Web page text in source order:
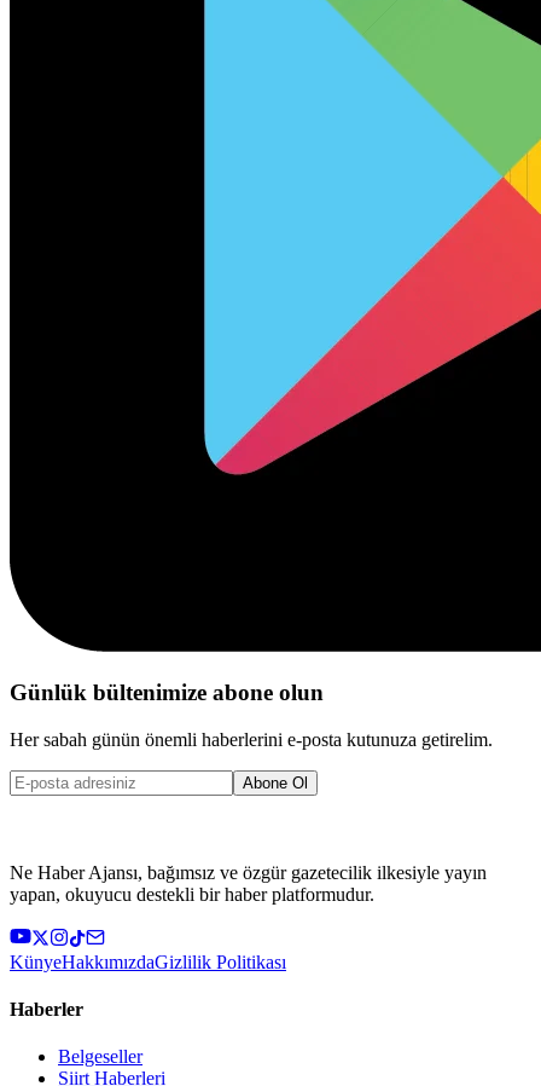
Günlük bültenimize abone olun
Her sabah günün önemli haberlerini e-posta kutunuza getirelim.
Abone Ol
Ne Haber Ajansı, bağımsız ve özgür gazetecilik ilkesiyle yayın
yapan, okuyucu destekli bir haber platformudur.
KünyeHakkımızdaGizlilik Politikası
Haberler
Belgeseller
Siirt Haberleri